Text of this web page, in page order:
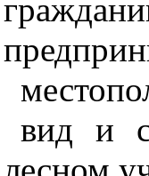
вид и